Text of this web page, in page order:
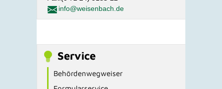
info@weisenbach.de
Service
Behördenwegweiser